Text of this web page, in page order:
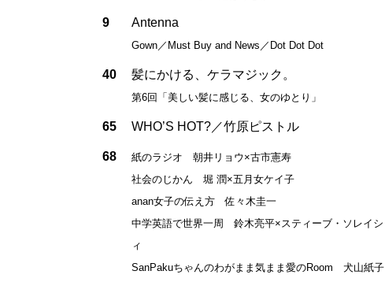
9 Antenna
Gown／Must Buy and News／Dot Dot Dot
40 髪にかける、ケラマジック。
第6回「美しい髪に感じる、女のゆとり」
65 WHO’S HOT?／竹原ピストル
68
紙のラジオ 朝井リョウ×古市憲寿
社会のじかん 堀 潤×五月女ケイ子
anan女子の伝え方 佐々木圭一
中学英語で世界一周 鈴木亮平×スティーブ・ソレイシ
ィ
SanPakuちゃんのわがまま気まま愛のRoom 犬山紙子